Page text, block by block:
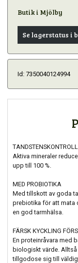
Butik i Mjölby
Se lagerstatus i
Id: 7350040124994
TANDSTENSKONTROLL
Aktiva mineraler
upp till 100 %.
MED PROBIOTIKA
Med tillskott av goda
prebiotika för att mata
en god tarmhälsa.
FÄRSK KYCKLING
En proteinråvara med
biologiskt värde.
tillgodose sig till